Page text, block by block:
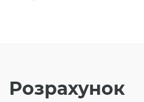
Розрахунок